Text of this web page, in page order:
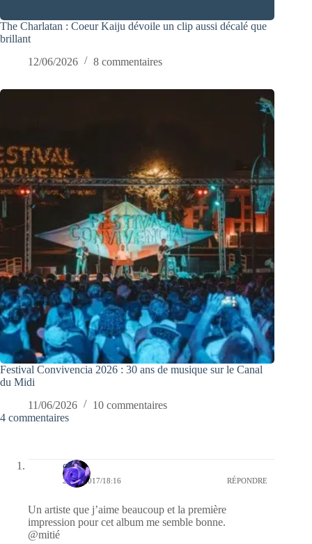
The Charlatan : Coeur Kaiju dévoile un clip aussi décalé que
brillant
12/06/2026
8 commentaires
Festival Convivencia 2026 : 30 ans de musique sur le Canal
du Midi
11/06/2026
10 commentaires
4 commentaires
covix
22/10/2017/18:16 RÉPONDRE
Un artiste que j’aime beaucoup et la première
impression pour cet album me semble bonne.
@mitié